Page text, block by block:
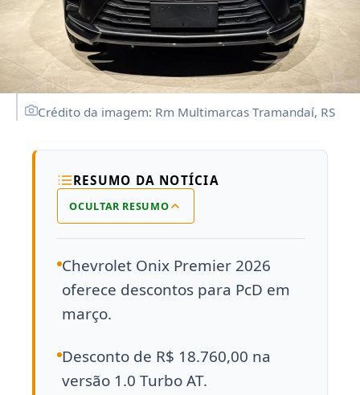
Crédito da imagem: Rm Multimarcas Tramandaí, RS
RESUMO DA NOTÍCIA
OCULTAR RESUMO
Chevrolet Onix Premier 2026
oferece descontos para PcD em
março.
Desconto de R$ 18.760,00 na
versão 1.0 Turbo AT.